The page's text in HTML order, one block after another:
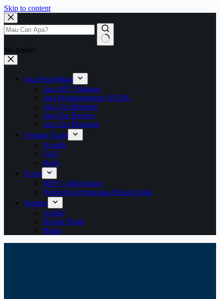
Skip to content
No results
Jasa Perpajakan
Jasa SPT Tahunan
Jasa Pendampingan SP2DK
Jasa Tax Retainer
Jasa Tax Review
Jasa Tax Planning
Tentang Kami
Kontak
FAQ
Karir
Event
BBF Collaboration
Workshop Pengusaha Paham Pajak
Sumber
Artikel
Belajar Pajak
Berita